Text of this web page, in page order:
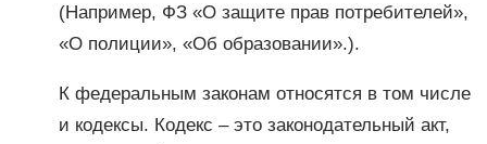
(Например, ФЗ «О защите прав потребителей»,
«О полиции», «Об образовании».).
К федеральным законам относятся в том числе
и кодексы. Кодекс – это законодательный акт,